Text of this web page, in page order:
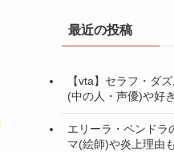
最近の投稿
【vta】セラフ・ダ
(中の人・声優)や好
エリーラ・ペンドラ
マ(絵師)や炎上理由